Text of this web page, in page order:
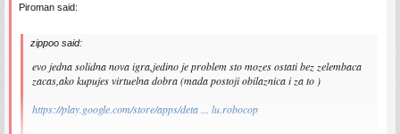
Piroman said:
zippoo said:
evo jedna solidna nova igra,jedino je problem sto mozes ostati bez zelembaca
zacas,ako kupujes virtuelna dobra (mada postoji obilaznica i za to )
https://play.google.com/store/apps/deta ... lu.robocop